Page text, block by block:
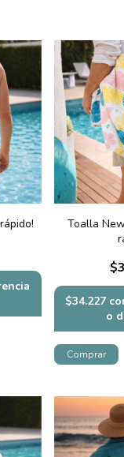
Toalla
$34.227
o